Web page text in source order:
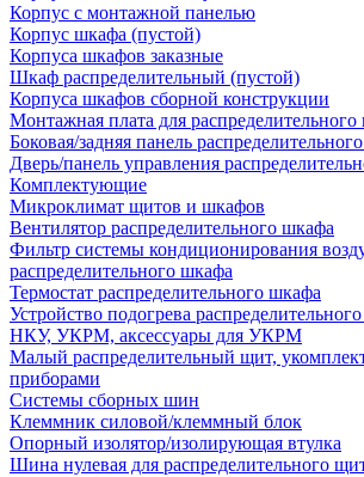
Корпус с монтажной панелью
Корпус шкафа (пустой)
Корпуса шкафов заказные
Шкаф распределительный (пустой)
Корпуса шкафов сборной конструкции
Монтажная плата для распределительного
Боковая/задняя панель
Дверь/панель управления
Комплектующие
Микроклимат щитов и шкафов
Вентилятор распределительного шкафа
Фильтр системы кондиционирования
распределительного шкафа
Термостат распределительного шкафа
Устройство подогрева
НКУ, УКРМ, аксессуары для УКРМ
Малый распределительный щит,
приборами
Системы сборных шин
Клеммник силовой/клеммный блок
Опорный изолятор/изолирующая втулка
Шина нулевая для распределительного